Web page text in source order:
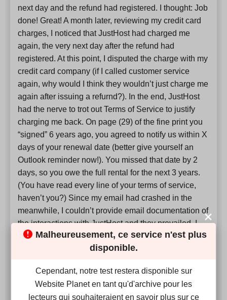
next day and the refund had registered. I thought: Job
done! Great! A month later, reviewing my credit card
charges, I noticed that JustHost had charged me
again, the very next day after the refund had
registered. At this point, I disputed the charge with my
credit card company (if I called customer service
again, why would I think they wouldn’t just charge me
again after issuing a refurnd?). In the end, JustHost
had the nerve to trot out Terms of Service to justify
charging me back. On page (29) of the fine print you
“signed” 6 years ago, you agreed to notify us within X
days of your renewal date (better give yourself an
Outlook reminder now!). You missed that date by 2
days, so you owe the full rental for the next 3 years.
(You have read every line of your terms of service,
haven’t you?) Since my email had crashed in the
meanwhile, I couldn’t provide email documentation of
the interactions with JustHost and they prevailed. I
can only think that this company is spinning around
the drain and their business strategy has devolved to
company. Avoid at all costs. In addition: The service
level was bad. My website only required updating a
Malheureusement, ce service n'est plus
disponible.
Cependant, notre test restera disponible sur
Website Planet en tant qu'd'archive pour les
lecteurs qui souhaiteraient en savoir plus sur ce